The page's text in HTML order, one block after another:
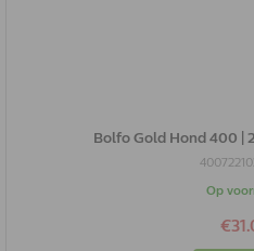
Bolfo Gold Hond 400 |
Op